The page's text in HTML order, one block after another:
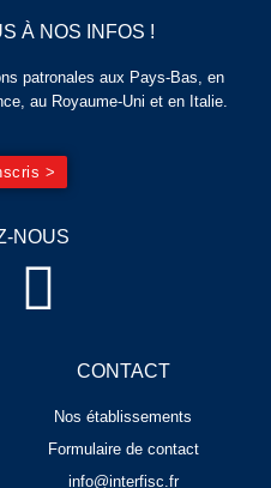
CONTACT
Nos établissements
Formulaire de contact
info@interfisc.fr
NOUS
À NOS INFOS !
patronales aux Pays-Bas, en
au Royaume-Uni et en Italie.
>